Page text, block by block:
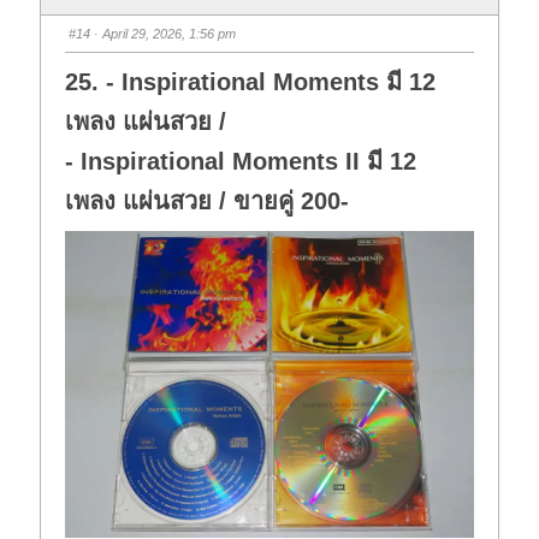
d
o
n
.
u
p
#14 · April 29, 2026, 1:56 pm
25. - Inspirational Moments มี 12
เพลง แผ่นสวย /
- Inspirational Moments II มี 12
เพลง แผ่นสวย / ขายคู่ 200-